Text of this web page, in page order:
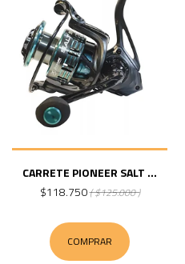
CARRETE PIONEER SALT ...
$118.750( $125.000 )
COMPRAR